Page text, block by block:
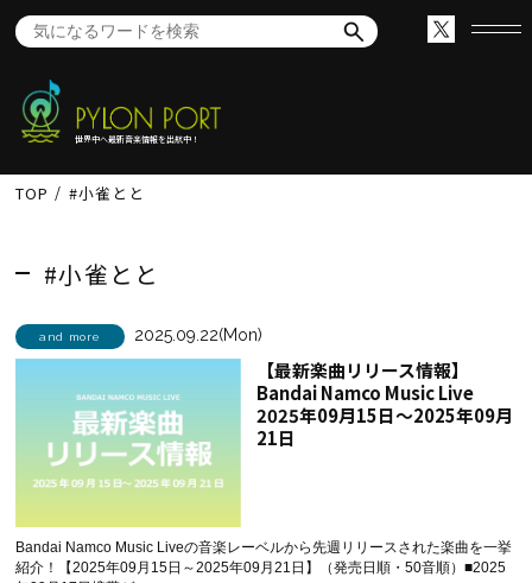
世界中へ最新音楽情報を出航中！
TOP #小雀とと
#小雀とと
and more 2025.09.22(Mon)
【最新楽曲リリース情報】
Bandai Namco Music Live
2025年09月15日～2025年09月
21日
Bandai Namco Music Liveの音楽レーベルから先週リリースされた楽曲を一挙
紹介！【2025年09月15日～2025年09月21日】（発売日順・50音順）■2025